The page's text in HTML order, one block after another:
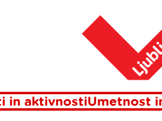
in aktivnostiUmetnost
LOLITA